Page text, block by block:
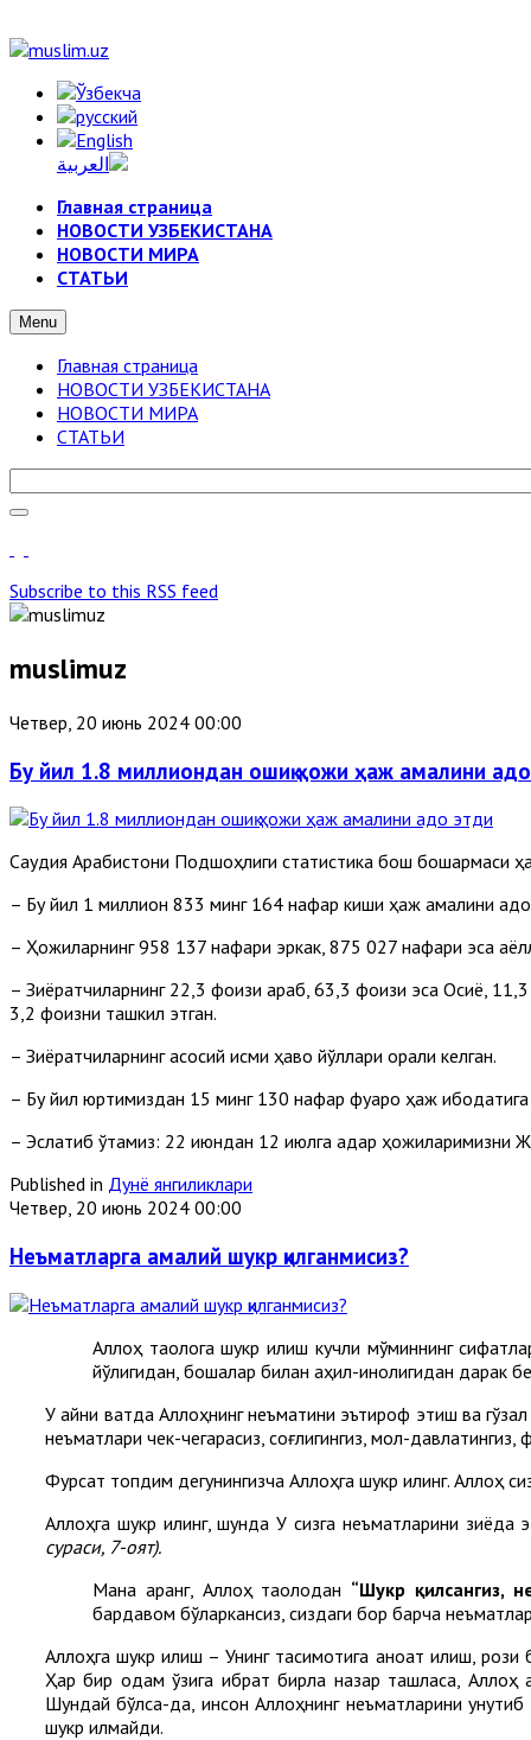
Главная страница
НОВОСТИ УЗБЕКИСТАНА
НОВОСТИ МИРА
СТАТЬИ
Menu
Главная страница
НОВОСТИ УЗБЕКИСТАНА
НОВОСТИ МИРА
СТАТЬИ
Subscribe to this RSS feed
muslimuz
Четвер, 20 июнь 2024 00:00
Бу йил 1.8 миллиондан ошиқ ҳожи ҳаж амалини
Саудия Арабистони Подшоҳлиги статистика бош бошқармаси
– Бу йил 1 миллион 833 минг 164 нафар киши ҳаж амалини
– Ҳожиларнинг 958 137 нафари эркак, 875 027 нафари эса
– Зиёратчиларнинг 22,3 фоизи араб, 63,3 фоизи эса Осиё,
3,2 фоизни ташкил этган.
– Зиёратчиларнинг асосий қисми ҳаво йўллари орқали келган.
– Бу йил юртимиздан 15 минг 130 нафар фуқаро ҳаж
– Эслатиб ўтамиз: 22 июндан 12 июлга қадар
Published in Дунё янгиликлари
Четвер, 20 июнь 2024 00:00
Неъматларга амалий шукр қилганмисиз?
Аллоҳ таолога шукр қилиш кучли мўминнинг
йўқлигидан, бошқалар билан аҳил-иноқлигидан дарак
У айни вақтда Аллоҳнинг неъматини эътироф этиш ва
неъматлари чек-чегарасиз, соғлигингиз, мол-
Фурсат топдим дегунингизча Аллоҳга шукр қилинг. Аллоҳ
Аллоҳга шукр қилинг, шунда У сизга неъматларини зиёда
сураси, 7-оят).
Мана қаранг, Аллоҳ таолодан “Шукр қилсангиз,
бардавом бўларкансиз, сиздаги бор барча
Аллоҳга шукр қилиш – Унинг тақсимотига қаноат қилиш,
Ҳар бир одам ўзига ибрат бирла назар ташласа, Аллоҳ
Шундай бўлса-да, инсон Аллоҳнинг неъматларини унутиб
шукр қилмайди.